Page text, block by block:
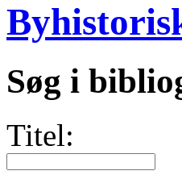
Søg i
Titel: